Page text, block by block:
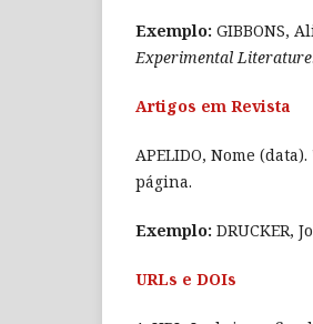
Exemplo: GIBBONS,
Experimental Literature
Artigos em Revista
APELIDO, Nome
página.
Exemplo: DRUCKER,
URLs e DOIs